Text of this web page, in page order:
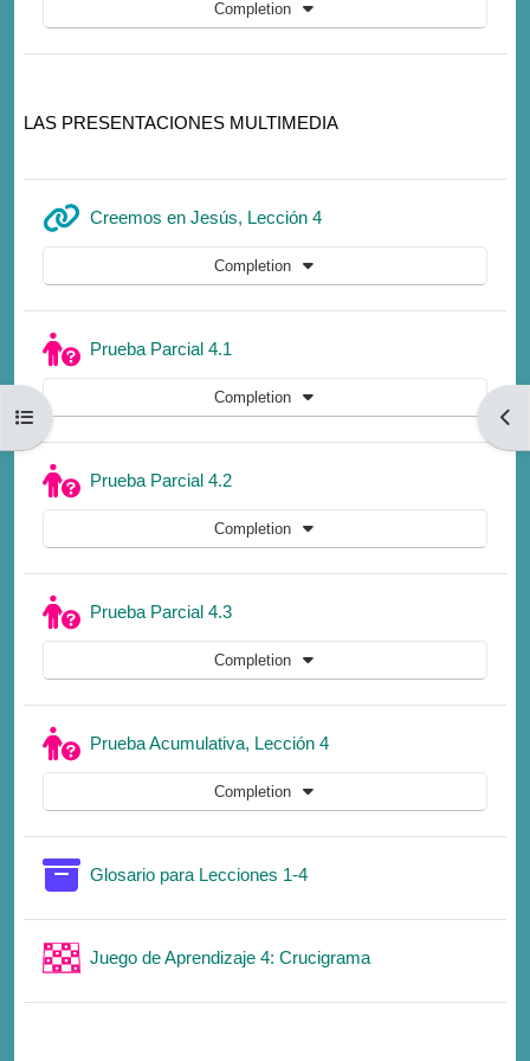
Open course index
Completion
LAS PRESENTACIONES MULTIMEDIA
Creemos en Jesús, Lección 4URL
Completion
Prueba Parcial 4.1
Completion
Prueba Parcial 4.2Quiz
Completion
Prueba Parcial 4.3Quiz
Completion
Prueba Acumulativa, Lección 4Quiz
Completion
Glosario para Lecciones 1-4Glossary
Juego de Aprendizaje 4: CrucigramaGame